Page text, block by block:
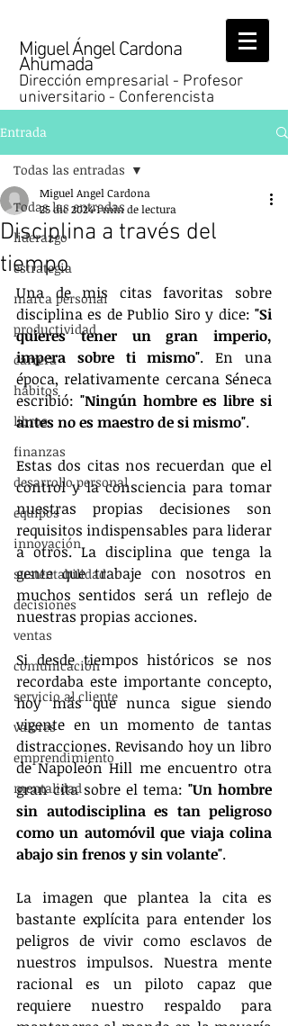
Miguel Ángel Cardona
Ahumada
Dirección empresarial - Profesor
universitario - Conferencista
Entrada
Todas las entradas
liderazgo
estrategia
marca personal
productividad
carrera
hábitos
libros
finanzas
desarrollo personal
equipos
innovación
sustentabilidad
decisiones
ventas
comunicación
servicio al cliente
valores
emprendimiento
mentalidad
Todas las entradas
Disciplina a través del
tiempo
Miguel Angel Cardona
25 dic 20241 min de lectura
Una de mis citas favoritas sobre
disciplina es de Publio Siro y dice: "Si
quieres tener un gran imperio,
impera sobre ti mismo". En una
época, relativamente cercana Séneca
escribió: "Ningún hombre es libre si
antes no es maestro de si mismo".
Estas dos citas nos recuerdan que el
control y la consciencia para tomar
nuestras propias decisiones son
requisitos indispensables para liderar
a otros. La disciplina que tenga la
gente que trabaje con nosotros en
muchos sentidos será un reflejo de
nuestras propias acciones.
Si desde tiempos históricos se nos
recordaba este importante concepto,
hoy más que nunca sigue siendo
vigente en un momento de tantas
distracciones. Revisando hoy un libro
de Napoleón Hill me encuentro otra
gran cita sobre el tema: "Un hombre
sin autodisciplina es tan peligroso
como un automóvil que viaja colina
abajo sin frenos y sin volante".
La imagen que plantea la cita es
bastante explícita para entender los
peligros de vivir como esclavos de
nuestros impulsos. Nuestra mente
racional es un piloto capaz que
requiere nuestro respaldo para